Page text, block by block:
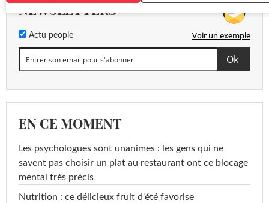
NEWSLETTERS
Actu people Voir un exemple
EN CE MOMENT
Les psychologues sont unanimes : les gens qui ne
savent pas choisir un plat au restaurant ont ce blocage
mental très précis
Nutrition : ce délicieux fruit d'été favorise